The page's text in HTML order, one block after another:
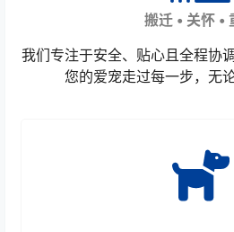
搬迁 • 关怀 •
我们专注于安全、贴心且全程协
您的爱宠走过每一步，无